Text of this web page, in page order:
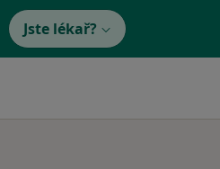
Jste lékař?